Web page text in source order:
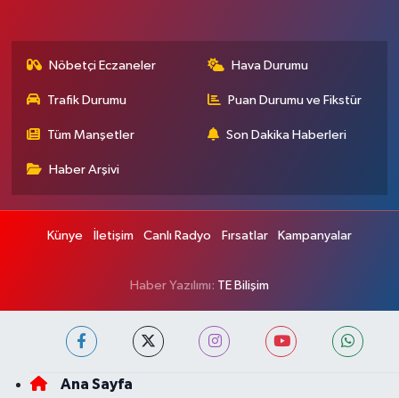
Nöbetçi Eczaneler Hava Durumu
Trafik Durumu Puan Durumu ve Fikstür
Tüm Manşetler Son Dakika Haberleri
Haber Arşivi
Künye İletişim Canlı Radyo Fırsatlar Kampanyalar
Haber Yazılımı: TE Bilişim
Ana Sayfa